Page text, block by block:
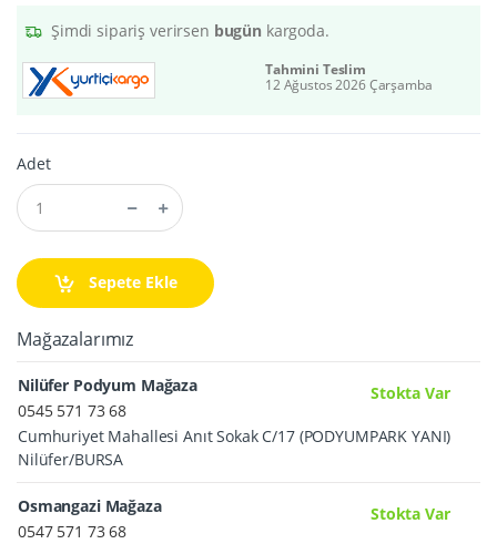
Şimdi sipariş verirsen bugün kargoda.
Tahmini Teslim
12 Ağustos 2026 Çarşamba
Adet
Sepete Ekle
Mağazalarımız
Nilüfer Podyum Mağaza
Stokta Var
0545 571 73 68
Cumhuriyet Mahallesi Anıt Sokak C/17 (PODYUMPARK YANI)
Nilüfer/BURSA
Osmangazi Mağaza
Stokta Var
0547 571 73 68